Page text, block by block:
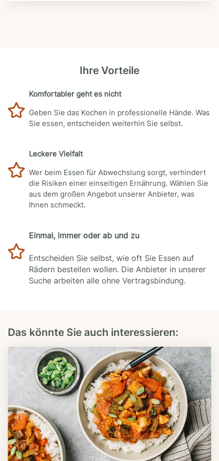
Ihre Vorteile
Komfortabler geht es nicht
Geben Sie das Kochen in professionelle Hände. Was
Sie essen, entscheiden weiterhin Sie selbst.
Leckere Vielfalt
Wer beim Essen für Abwechslung sorgt, verhindert
die Risiken einer einseitigen Ernährung. Wählen Sie
aus dem großen Angebot unserer Anbieter, was
Ihnen schmeckt.
Einmal, immer oder ab und zu
Entscheiden Sie selbst, wie oft Sie Essen auf
Rädern bestellen wollen. Die Anbieter in unserer
Suche arbeiten alle ohne Vertragsbindung.
Das könnte Sie auch interessieren: